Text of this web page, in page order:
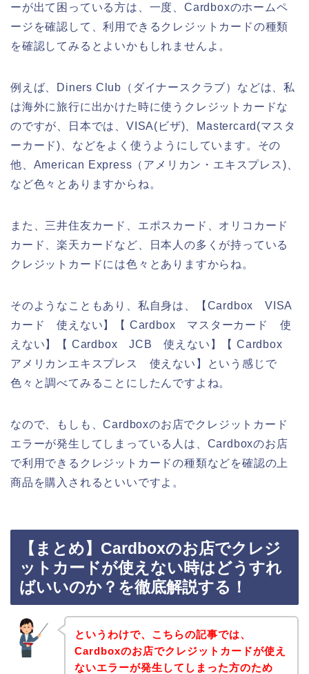
ーが出て困っている方は、一度、Cardboxのホームペ
ージを確認して、利用できるクレジットカードの種類
を確認してみるとよいかもしれませんよ。
例えば、Diners Club（ダイナースクラブ）などは、私
は海外に旅行に出かけた時に使うクレジットカードな
のですが、日本では、VISA(ビザ)、Mastercard(マスタ
ーカード)、などをよく使うようにしています。その
他、American Express（アメリカン・エキスプレス)、
など色々とありますからね。
また、三井住友カード、エポスカード、オリコカード
カード、楽天カードなど、日本人の多くが持っている
クレジットカードには色々とありますからね。
そのようなこともあり、私自身は、【Cardbox VISA
カード 使えない】【 Cardbox マスターカード 使
えない】【 Cardbox JCB 使えない】【 Cardbox
アメリカンエキスプレス 使えない】という感じで
色々と調べてみることにしたんですよね。
なので、もしも、Cardboxのお店でクレジットカード
エラーが発生してしまっている人は、Cardboxのお店
で利用できるクレジットカードの種類などを確認の上
商品を購入されるといいですよ。
【まとめ】Cardboxのお店でクレジ
ットカードが使えない時はどうすれ
ばいいのか？を徹底解説する！
というわけで、こちらの記事では、
Cardboxのお店でクレジットカードが使え
ないエラーが発生してしまった方のため